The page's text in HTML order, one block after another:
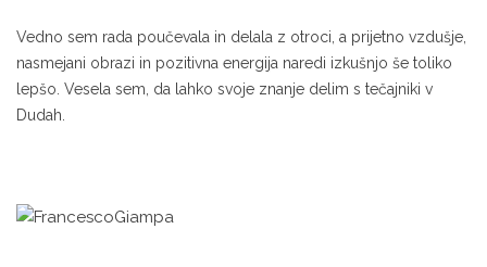
Vedno sem rada poučevala in delala z otroci, a prijetno vzdušje,
nasmejani obrazi in pozitivna energija naredi izkušnjo še toliko
lepšo. Vesela sem, da lahko svoje znanje delim s tečajniki v
Dudah.